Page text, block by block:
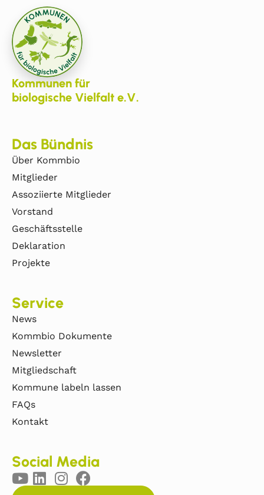
Kommunen für
biologische Vielfalt e.V.
Das Bündnis
Über Kommbio
Mitglieder
Assoziierte Mitglieder
Vorstand
Geschäftsstelle
Deklaration
Projekte
Service
News
Kommbio Dokumente
Newsletter
Mitgliedschaft
Kommune labeln lassen
FAQs
Kontakt
Social Media